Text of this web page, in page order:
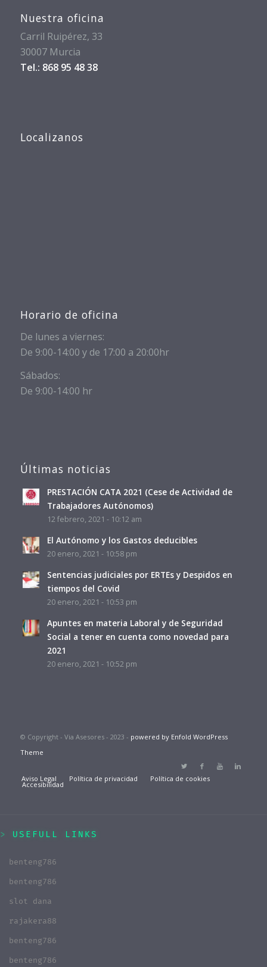
Nuestra oficina
Carril Ruipérez, 33
30007 Murcia
Tel.: 868 95 48 38
Localizanos
Horario de oficina
De lunes a viernes:
De 9:00-14:00 y de 17:00 a 20:00hr
Sábados:
De 9:00-14:00 hr
Últimas noticias
PRESTACIÓN CATA 2021 (Cese de Actividad de
Trabajadores Autónomos)
12 febrero, 2021 - 10:12 am
El Autónomo y los Gastos deducibles
20 enero, 2021 - 10:58 pm
Sentencias judiciales por ERTEs y Despidos en
tiempos del Covid
20 enero, 2021 - 10:53 pm
Apuntes en materia Laboral y de Seguridad
Social a tener en cuenta como novedad para
2021
20 enero, 2021 - 10:52 pm
© Copyright - Via Asesores - 2023 - powered by Enfold WordPress
Theme
Aviso Legal Política de privacidad Política de cookies
Accesibilidad
USEFULL LINKS
benteng786
benteng786
slot dana
rajakera88
benteng786
benteng786